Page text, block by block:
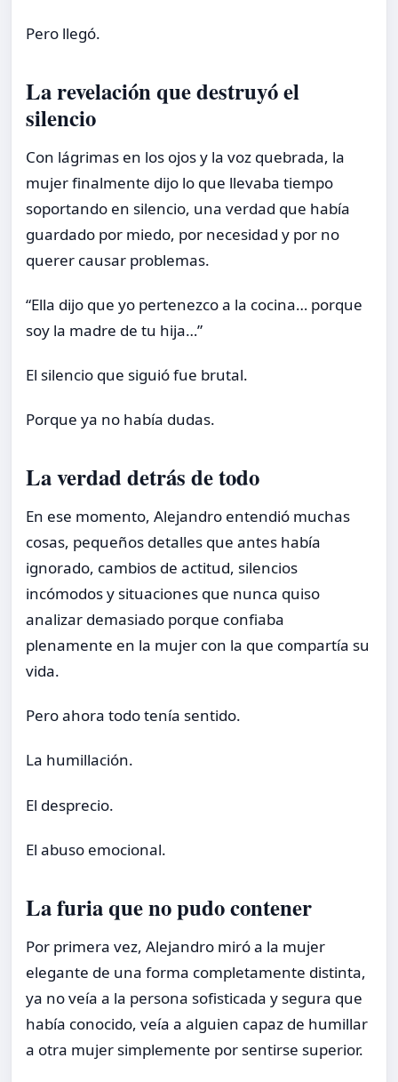
Pero llegó.
La revelación que destruyó el
silencio
Con lágrimas en los ojos y la voz quebrada, la
mujer finalmente dijo lo que llevaba tiempo
soportando en silencio, una verdad que había
guardado por miedo, por necesidad y por no
querer causar problemas.
“Ella dijo que yo pertenezco a la cocina… porque
soy la madre de tu hija…”
El silencio que siguió fue brutal.
Porque ya no había dudas.
La verdad detrás de todo
En ese momento, Alejandro entendió muchas
cosas, pequeños detalles que antes había
ignorado, cambios de actitud, silencios
incómodos y situaciones que nunca quiso
analizar demasiado porque confiaba
plenamente en la mujer con la que compartía su
vida.
Pero ahora todo tenía sentido.
La humillación.
El desprecio.
El abuso emocional.
La furia que no pudo contener
Por primera vez, Alejandro miró a la mujer
elegante de una forma completamente distinta,
ya no veía a la persona sofisticada y segura que
había conocido, veía a alguien capaz de humillar
a otra mujer simplemente por sentirse superior.